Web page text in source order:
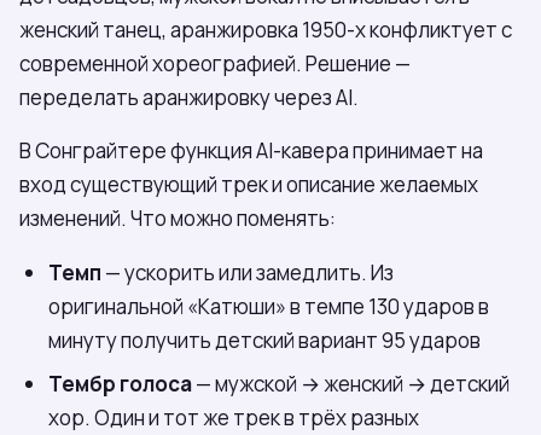
женский танец, аранжировка 1950-х конфликтует с
современной хореографией. Решение —
переделать аранжировку через AI.
В Сонграйтере функция AI-кавера принимает на
вход существующий трек и описание желаемых
изменений. Что можно поменять:
Темп — ускорить или замедлить. Из
оригинальной «Катюши» в темпе 130 ударов в
минуту получить детский вариант 95 ударов
Тембр голоса— мужской → женский → детский
хор. Один и тот же трек в трёх разных